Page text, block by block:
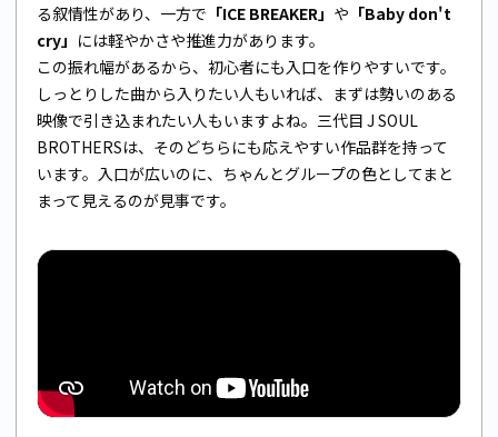
る叙情性があり、一方で 「ICE BREAKER」 や 「Baby don't
cry」 には軽やかさや推進力があります。
この振れ幅があるから、初心者にも入口を作りやすいです。
しっとりした曲から入りたい人もいれば、まずは勢いのある
映像で引き込まれたい人もいますよね。三代目 J SOUL
BROTHERSは、そのどちらにも応えやすい作品群を持って
います。入口が広いのに、ちゃんとグループの色としてまと
まって見えるのが見事です。